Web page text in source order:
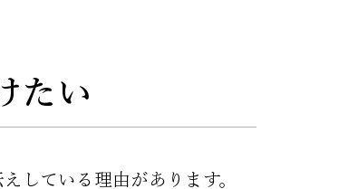
たい
している理由があります。